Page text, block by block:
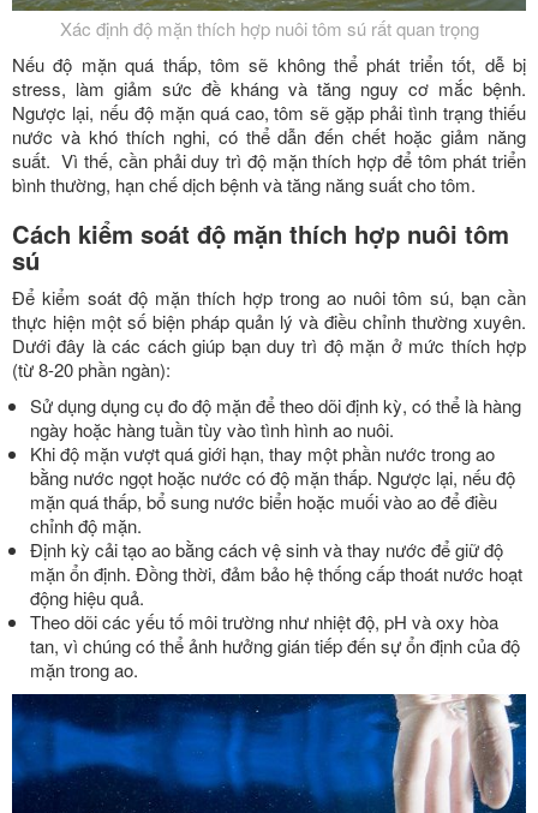
Xác định độ mặn thích hợp nuôi tôm sú rất quan trọng
Nếu độ mặn quá thấp, tôm sẽ không thể phát triển tốt, dễ bị
stress, làm giảm sức đề kháng và tăng nguy cơ mắc bệnh.
Ngược lại, nếu độ mặn quá cao, tôm sẽ gặp phải tình trạng thiếu
nước và khó thích nghi, có thể dẫn đến chết hoặc giảm năng
suất. Vì thế, cần phải duy trì độ mặn thích hợp để tôm phát triển
bình thường, hạn chế dịch bệnh và tăng năng suất cho tôm.
Cách kiểm soát độ mặn thích hợp nuôi tôm
sú
Để kiểm soát độ mặn thích hợp trong ao nuôi tôm sú, bạn cần
thực hiện một số biện pháp quản lý và điều chỉnh thường xuyên.
Dưới đây là các cách giúp bạn duy trì độ mặn ở mức thích hợp
(từ 8-20 phần ngàn):
Sử dụng dụng cụ đo độ mặn để theo dõi định kỳ, có thể là hàng
ngày hoặc hàng tuần tùy vào tình hình ao nuôi.
Khi độ mặn vượt quá giới hạn, thay một phần nước trong ao
bằng nước ngọt hoặc nước có độ mặn thấp. Ngược lại, nếu độ
mặn quá thấp, bổ sung nước biển hoặc muối vào ao để điều
chỉnh độ mặn.
Định kỳ cải tạo ao bằng cách vệ sinh và thay nước để giữ độ
mặn ổn định. Đồng thời, đảm bảo hệ thống cấp thoát nước hoạt
động hiệu quả.
Theo dõi các yếu tố môi trường như nhiệt độ, pH và oxy hòa
tan, vì chúng có thể ảnh hưởng gián tiếp đến sự ổn định của độ
mặn trong ao.